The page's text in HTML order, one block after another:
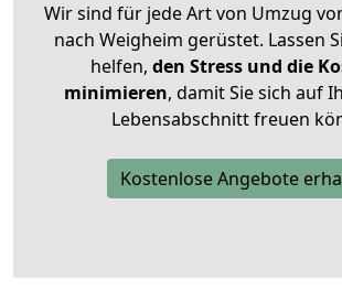
Wir sind für jede Art von Umzug
nach Weigheim gerüstet. Lassen
helfen, den Stress und die
minimieren, damit Sie sich auf
Lebensabschnitt freuen
Kostenlose Angebote